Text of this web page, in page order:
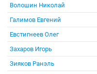
Волошин Николай
Галимов Евгений
Евстигнеев Олег
Захаров Игорь
Зияков Ранэль